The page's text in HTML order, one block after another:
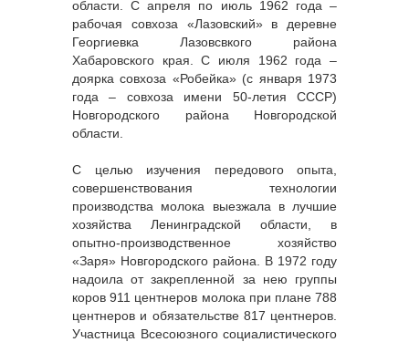
области. С апреля по июль 1962 года –
рабочая совхоза «Лазовский» в деревне
Георгиевка Лазовсвкого района
Хабаровского края. С июля 1962 года –
доярка совхоза «Робейка» (с января 1973
года – совхоза имени 50-летия СССР)
Новгородского района Новгородской
области.
С целью изучения передового опыта,
совершенствования технологии
производства молока выезжала в лучшие
хозяйства Ленинградской области, в
опытно-производственное хозяйство
«Заря» Новгородского района. В 1972 году
надоила от закрепленной за нею группы
коров 911 центнеров молока при плане 788
центнеров и обязательстве 817 центнеров.
Участница Всесоюзного социалистического